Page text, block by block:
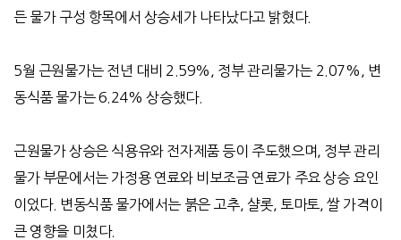
든 물가 구성 항목에서 상승세가 나타났다고 밝혔다.
5월 근원물가는 전년 대비 2.59%, 정부 관리물가는 2.07%,
변
동식품 물가는6.24%상승했다.
근원물가 상승은 식용유와 전자제품 등이 주도했으며
정부 관리
물가 부문에서는 가정용 연료와 비보조금 연료가 주요 상승 요인
이었다. 변동식품 물가에서는 붉은 고추, 샬롯 토마토 ,쌀 가격이
큰 영향을 미쳤다.